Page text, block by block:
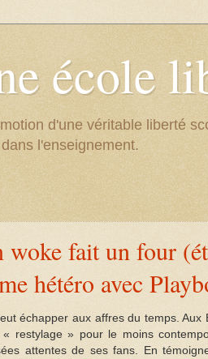
école
d'une véritable liberté
l'enseignement.
woke fait un four
hétéro avec
échapper aux affres du temps.
restylage » pour le moins
attentes de ses fans. En